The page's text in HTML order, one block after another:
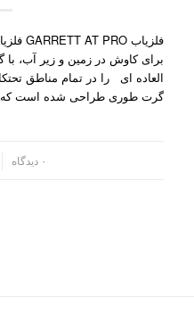
برای کاوش در زمین و زیر آب،
العاده ای را در تمام مناطق
گرت طوری طراحی شده است که
۰ دیدگاه